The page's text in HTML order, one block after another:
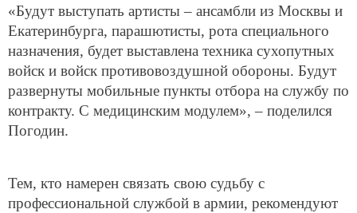
«Будут выступать артисты – ансамбли из Москвы и
Екатеринбурга, парашютисты, рота специального
назначения, будет выставлена техника сухопутных
войск и войск противовоздушной обороны. Будут
развернуты мобильные пункты отбора на службу по
контракту. С медицинским модулем», – поделился
Погодин.
Тем, кто намерен связать свою судьбу с
профессиональной службой в армии, рекомендуют